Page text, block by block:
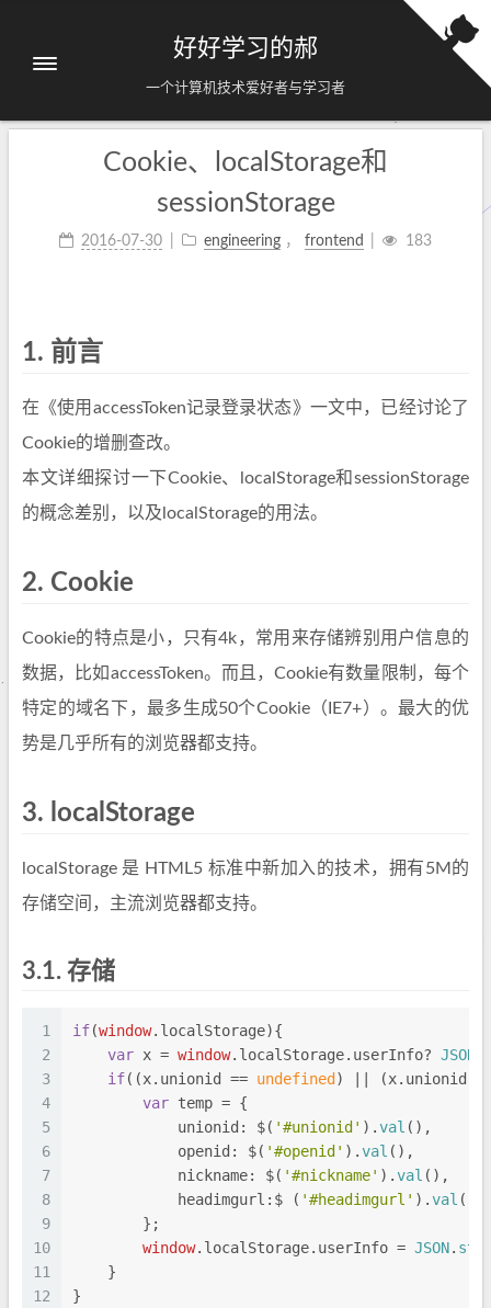
好好学习的郝
一个计算机技术爱好者与学习者
Cookie、localStorage和
sessionStorage
2016-07-30 engineering， frontend 183
1. 前言
在《使用accessToken记录登录状态》一文中，已经讨论了
Cookie的增删查改。
本文详细探讨一下Cookie、localStorage和sessionStorage
的概念差别，以及localStorage的用法。
2. Cookie
Cookie的特点是小，只有4k，常用来存储辨别用户信息的
数据，比如accessToken。而且，Cookie有数量限制，每个
特定的域名下，最多生成50个Cookie（IE7+）。最大的优
势是几乎所有的浏览器都支持。
3. localStorage
localStorage 是 HTML5 标准中新加入的技术，拥有5M的
存储空间，主流浏览器都支持。
3.1. 存储
1
2
3
4
5
6
7
8
9
10
11
12
if(window. localStorage){
var x = window. localStorage. userInfo? JSON
if((x. unionid == undefined ) || (x. unionid
var temp = {
unionid : $( '#unionid' ).val (),
openid : $( '#openid' ).val (),
nickname: $( '#nickname' ).val (),
headimgurl :$ ( '#headimgurl' ).val ()
        };
window. localStorage. userInfo = JSON.
    }
}